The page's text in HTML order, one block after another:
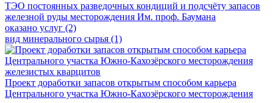
ТЭО постоянных разведочных кондиций и подсчёту запасов
железной руды месторождения Им. проф. Баумана
оказано услуг (2)
вид минерального сырья (1)
Проект доработки запасов открытым способом карьера
Центрального участка Южно-Кахозёрского месторождения